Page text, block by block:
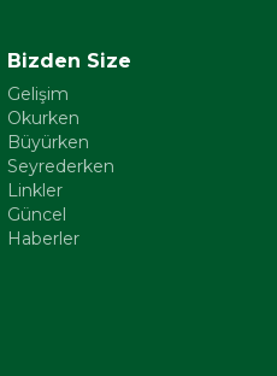
Bizden Size
Gelişim
Okurken
Büyürken
Seyrederken
Linkler
Güncel
Haberler